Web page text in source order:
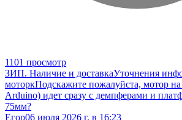
1101 просмотр
ЗИП. Наличие и доставкаУточнения
моторкПодскажите пожалуйста, мотор
Arduino) идет сразу с демпферами и
75мм?
Егор06 июля 2026 г. в 16:23